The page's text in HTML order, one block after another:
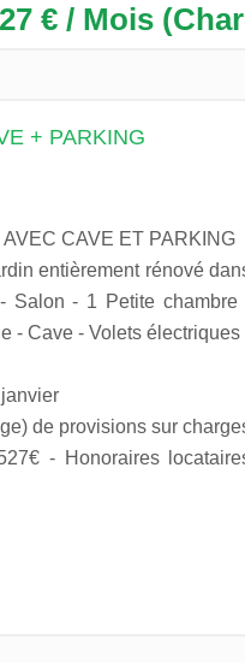
€ / Mois
+ PARKING
CAVE ET PARKING
entièrement rénové
Salon - 1 Petite chambre
- Cave - Volets électriques
de provisions sur
- Honoraires